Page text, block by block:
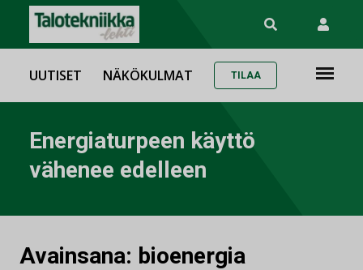
UUTISET NÄKÖKULMAT TILAA
Energiaturpeen käyttö
vähenee edelleen
Avainsana: bioenergia